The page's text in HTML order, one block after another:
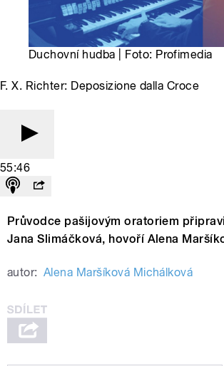
Duchovní hudba | Foto: Profimedia
F. X. Richter: Deposizione dalla Croce
55:46
Průvodce pašijovým oratoriem
Jana Slimáčková, hovoří Alena
autor: Alena Maršíková Michálková